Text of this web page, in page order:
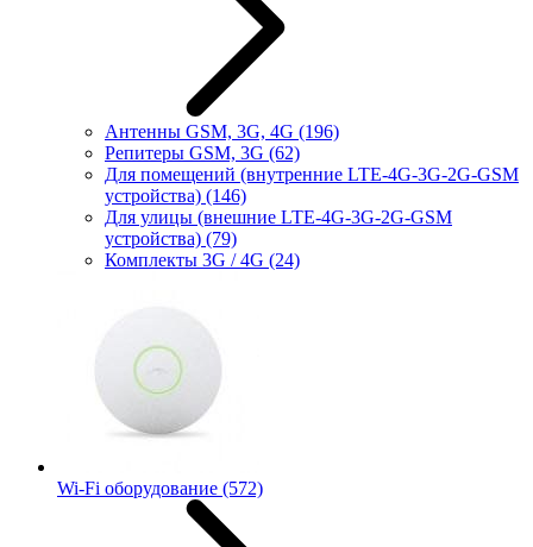
Антенны GSM, 3G, 4G (196)
Репитеры GSM, 3G (62)
Для помещений (внутренние LTE-4G-3G-2G-GSM
устройства) (146)
Для улицы (внешние LTE-4G-3G-2G-GSM
устройства) (79)
Комплекты 3G / 4G (24)
Wi-Fi оборудование (572)